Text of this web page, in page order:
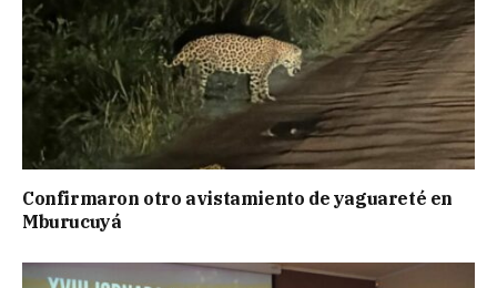
Confirmaron otro avistamiento de yaguareté en
Mburucuyá